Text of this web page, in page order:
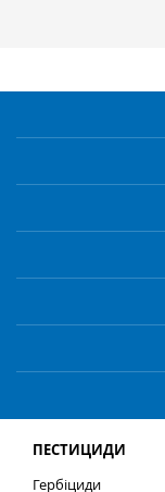
ПЕСТИЦИДИ
Гербіциди